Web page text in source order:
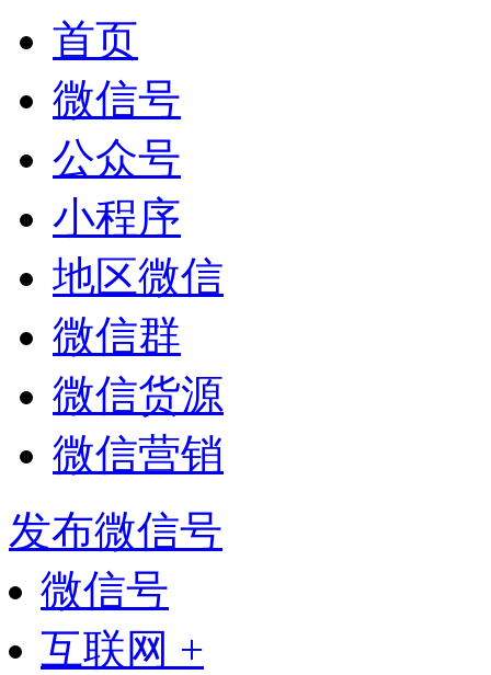
首页
微信号
公众号
小程序
地区微信
微信群
微信货源
微信营销
发布微信号
微信号
互联网 +